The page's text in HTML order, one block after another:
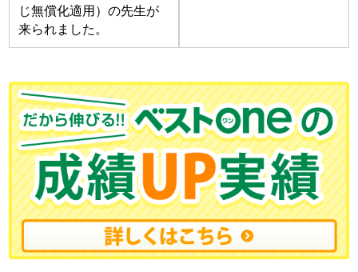
じ無償化適用）の先生が
来られました。